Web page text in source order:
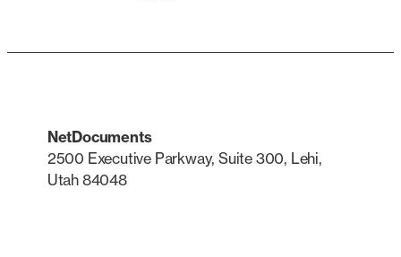
NetDocuments
2500 Executive Parkway, Suite 300, Lehi,
Utah 84048